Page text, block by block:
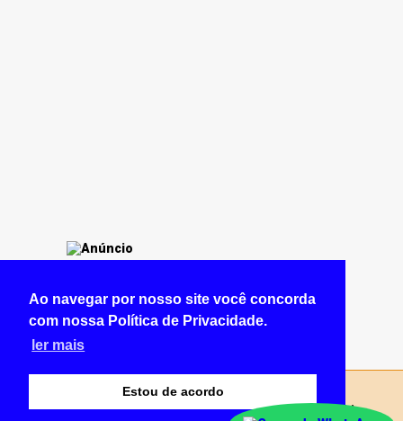
Ao navegar por nosso site você concorda
com nossa Política de Privacidade.
ler mais
Estou de acordo
© Copyright 2026 - NOTÍCIA CERTA BRAZLÂNDIA -